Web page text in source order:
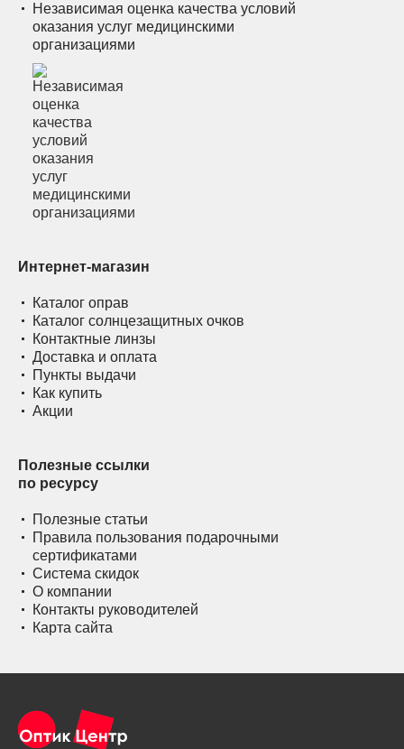
Независимая оценка качества условий
оказания услуг медицинскими
организациями
Интернет-магазин
Каталог оправ
Каталог солнцезащитных очков
Контактные линзы
Доставка и оплата
Пункты выдачи
Как купить
Акции
Полезные ссылки
по ресурсу
Полезные статьи
Правила пользования подарочными
сертификатами
Система скидок
О компании
Контакты руководителей
Карта сайта